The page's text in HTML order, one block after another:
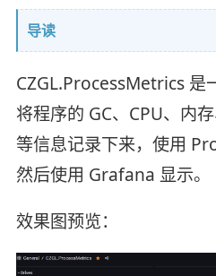
导读
CZGL.ProcessMetrics 是
将程序的 GC、CPU、内
等信息记录下来，使用
然后使用 Grafana 显示。
效果图预览：